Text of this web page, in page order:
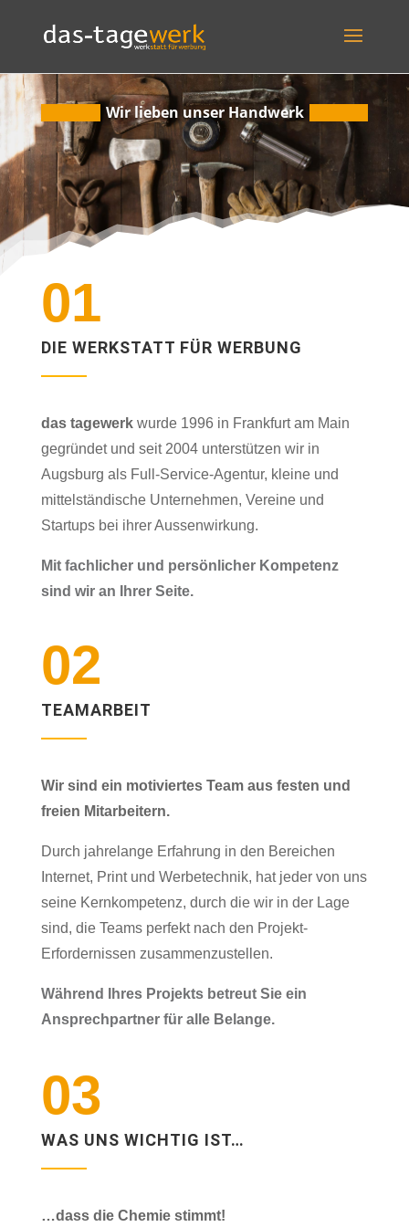
Wir lieben unser Handwerk
01
DIE WERKSTATT FÜR WERBUNG
das tagewerkwurde 1996 in Frankfurt am Main
gegründet und seit 2004 unterstützen wir in
Augsburg als Full-Service-Agentur, kleine und
mittelständische Unternehmen, Vereine und
Startups bei ihrer Aussenwirkung.
Mit fachlicher und persönlicher Kompetenz
sind wir an Ihrer Seite.
02
TEAMARBEIT
Wir sind ein motiviertes Team aus festen und
freien Mitarbeitern.
Durch jahrelange Erfahrung in den Bereichen
Internet, Print und Werbetechnik, hat jeder von uns
seine Kernkompetenz, durch die wir in der Lage
sind, die Teams perfekt nach den Projekt-
Erfordernissen zusammenzustellen.
Während Ihres Projekts betreut Sie ein
Ansprechpartner für alle Belange.
03
WAS UNS WICHTIG IST…
…dass die Chemie stimmt!